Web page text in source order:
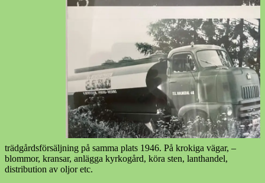
trädgårdsförsäljning på samma plats 1946. På krokiga vägar, –
blommor, kransar, anlägga kyrkogård, köra sten, lanthandel,
distribution av oljor etc.